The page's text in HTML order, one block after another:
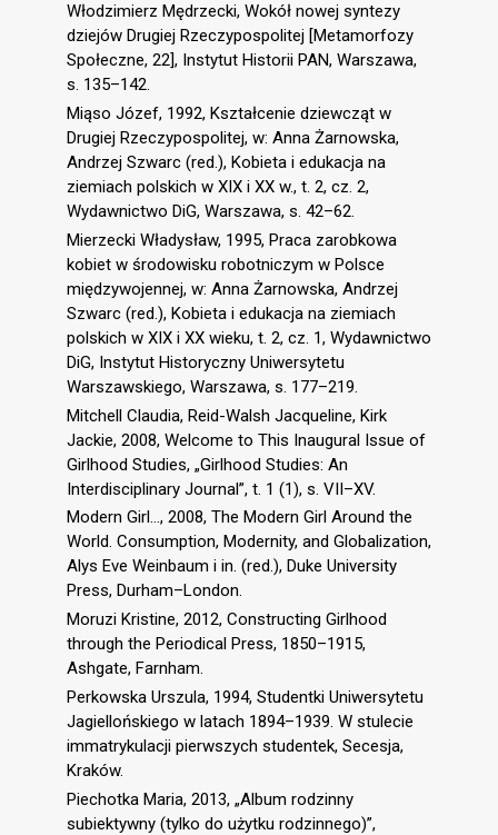
Włodzimierz Mędrzecki, Wokół nowej syntezy
dziejów Drugiej Rzeczypospolitej [Metamorfozy
Społeczne, 22], Instytut Historii PAN, Warszawa,
s. 135–142.
Miąso Józef, 1992, Kształcenie dziewcząt w
Drugiej Rzeczypospolitej, w: Anna Żarnowska,
Andrzej Szwarc (red.), Kobieta i edukacja na
ziemiach polskich w XIX i XX w., t. 2, cz. 2,
Wydawnictwo DiG, Warszawa, s. 42–62.
Mierzecki Władysław, 1995, Praca zarobkowa
kobiet w środowisku robotniczym w Polsce
międzywojennej, w: Anna Żarnowska, Andrzej
Szwarc (red.), Kobieta i edukacja na ziemiach
polskich w XIX i XX wieku, t. 2, cz. 1, Wydawnictwo
DiG, Instytut Historyczny Uniwersytetu
Warszawskiego, Warszawa, s. 177–219.
Mitchell Claudia, Reid-Walsh Jacqueline, Kirk
Jackie, 2008, Welcome to This Inaugural Issue of
Girlhood Studies, „Girlhood Studies: An
Interdisciplinary Journal”, t. 1 (1), s. VII–XV.
Modern Girl…, 2008, The Modern Girl Around the
World. Consumption, Modernity, and Globalization,
Alys Eve Weinbaum i in. (red.), Duke University
Press, Durham–London.
Moruzi Kristine, 2012, Constructing Girlhood
through the Periodical Press, 1850–1915,
Ashgate, Farnham.
Perkowska Urszula, 1994, Studentki Uniwersytetu
Jagiellońskiego w latach 1894–1939. W stulecie
immatrykulacji pierwszych studentek, Secesja,
Kraków.
Piechotka Maria, 2013, „Album rodzinny
subiektywny (tylko do użytku rodzinnego)”,